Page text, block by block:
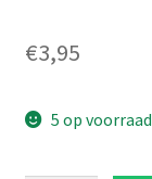
€3,95
5 op voorraad